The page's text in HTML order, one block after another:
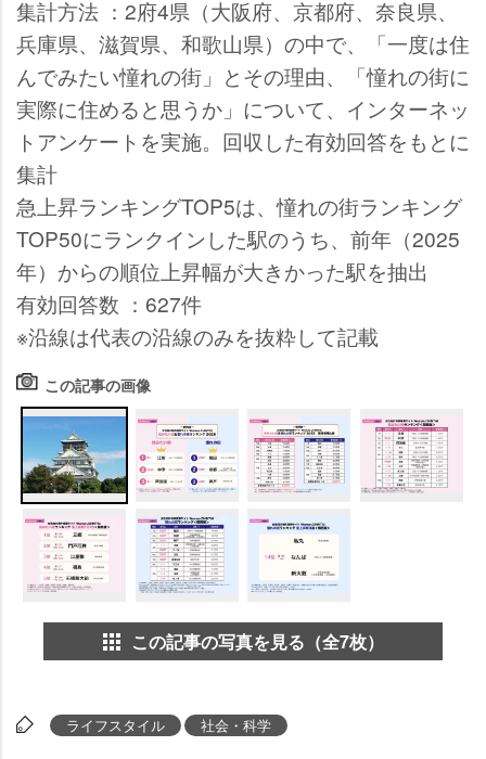
集計方法 ：2府4県（大阪府、京都府、奈良県、
兵庫県、滋賀県、和歌山県）の中で、「一度は住
んでみたい憧れの街」とその理由、「憧れの街に
実際に住めると思うか」について、インターネッ
トアンケートを実施。回収した有効回答をもとに
集計
急上昇ランキングTOP5は、憧れの街ランキング
TOP50にランクインした駅のうち、前年（2025
年）からの順位上昇幅が大きかった駅を抽出
有効回答数 ：627件
※沿線は代表の沿線のみを抜粋して記載
この記事の画像
この記事の写真を見る（全7枚）
ライフスタイル 社会・科学